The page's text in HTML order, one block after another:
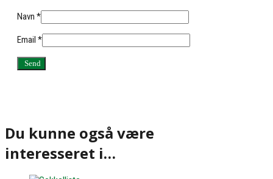
Navn *
Email *
Du kunne også være
interesseret i…